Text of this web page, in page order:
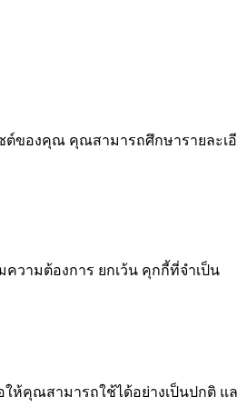
ต์ของคุณ คุณสามารถศึกษารายละเ
วามต้องการ ยกเว้น คุกกี้ที่จำเป็น
ห้คุณสามารถใช้ได้อย่างเป็นปกติ